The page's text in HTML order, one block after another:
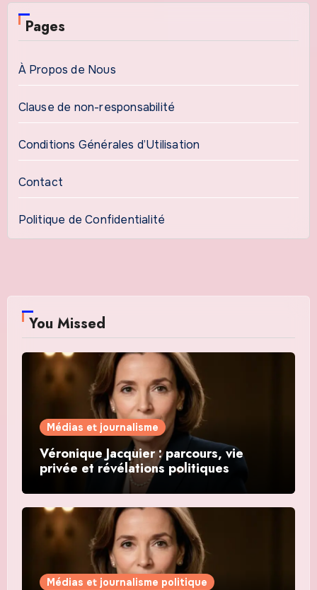
Pages
À Propos de Nous
Clause de non-responsabilité
Conditions Générales d’Utilisation
Contact
Politique de Confidentialité
You Missed
Médias et journalisme
Véronique Jacquier : parcours, vie
privée et révélations politiques
Médias et journalisme politique